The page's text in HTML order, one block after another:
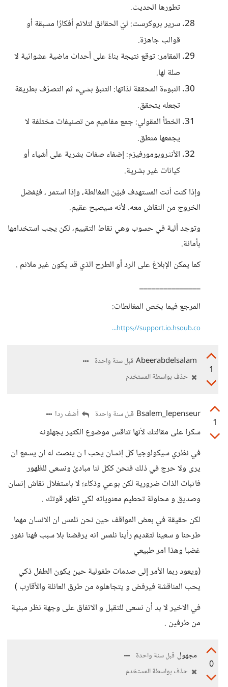
تطورها الحديث.
سرير بروكرست: ليّ الحقائق لتلائم أفكارًا مسبقة أو
قوالب جاهزة.
المقامر: توقع نتيجة بناءً على أحداث ماضية عشوائية لا
صلة لها.
النبوءة المحققة لذاتها: التنبؤ بشيء ثم التصرّف بطريقة
تجعله يتحقق.
الخطأ المقولي: جمع مفاهيم من تصنيفات مختلفة لا
يجمعها منطق.
الأنثروبومورفيزم: إضفاء صفات بشرية على أشياء أو
كيانات غير بشرية.
وإذا كنت أنت المستهدف فبيّن المغالطة، وإذا استمر ، فيُفضل
الخروج من النقاش معه. لأنه سيصبح عقيم.
وتوجد ألية في حسوب وهي نقاط التقييم، لكن يجب استخدامها
بأمانة.
كما يمكن الإبلاغ على الرد أو الطرح الذي قد يكون غير ملائم .
_______________
المرجع فيما بخص المغالطات:
https://support.io.hsoub.co...
1
Abeerabdelsalam قبل سنة واحدة
حذف بواسطة المستخدم
1
Bsalem_lepenseur قبل سنة واحدة أضف ردا
شكرا على مقالتك لأنها تناقش موضوع الكثير يجهلونه
في نظري سيكولوجيا كل إنسان يحب ا ن ينصت له ان يسمع ان
يرى ولا حرج في ذلك فنحن ككل لنا مبادئ ونسعى للظهور
فاثبات الذات ضرورية لكن بوعي وذكاء؛ لا باستغلال نقاش إنسان
وصديق و محاولة تحطيم معنوياته لكي تظهر قوتك .
لكن حقيقة في بعض المواقف حين نحن نلمس ان الانسان مهما
طرحنا و سعينا لتقديم رأينا نلمس انه يرفضنا بلا سبب فهنا نفور
غضبا وهذا امر طبيعي
(ويعود ربما الأمر إلى صدمات طفولية حين يكون الطفل ذكي
يحب المناقشة فيرفض و يتجاهلوه من طرق العائلة والأقارب )
في الاخير لا بد أن نسعى للتقبل و الاتفاق على وجهة نظر مبنية
من طرفين .
0
مجهول قبل سنة واحدة
حذف بواسطة المستخدم